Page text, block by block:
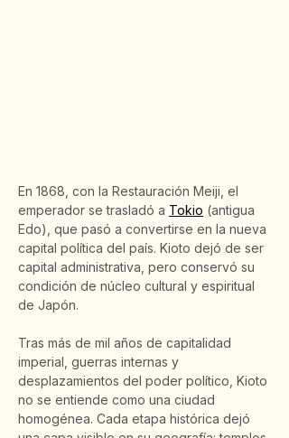
En 1868, con la Restauración Meiji, el
emperador se trasladó a Tokio (antigua
Edo), que pasó a convertirse en la nueva
capital política del país. Kioto dejó de ser
capital administrativa, pero conservó su
condición de núcleo cultural y espiritual
de Japón.
Tras más de mil años de capitalidad
imperial, guerras internas y
desplazamientos del poder político, Kioto
no se entiende como una ciudad
homogénea. Cada etapa histórica dejó